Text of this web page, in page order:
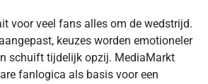
voor veel fans alles om de wedstrijd.
keuzes worden emotioneler
schuift tijdelijk opzij. MediaMarkt
fanlogica als basis voor een